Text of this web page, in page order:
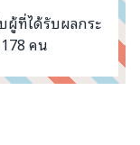
ผู้ที่ได้รับผลกระ
คน